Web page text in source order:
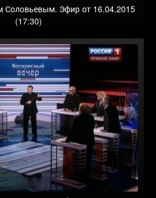
Соловьевым. Эфир от 16.04.2015
(17:30)